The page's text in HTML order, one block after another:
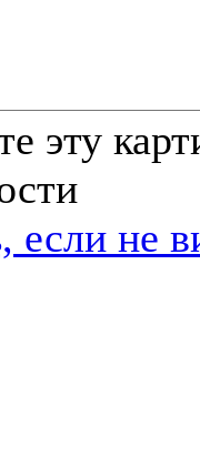
если не